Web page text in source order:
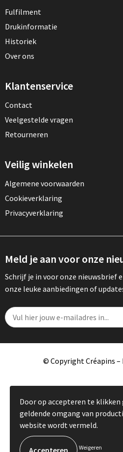
Fulfilment
Drukinformatie
Historiek
Over ons
Klantenservice
Contact
Veelgestelde vragen
Retourneren
Veilig winkelen
Algemene voorwaarden
Cookieverklaring
Privacyverklaring
Meld je aan voor onze
Schrijf je in voor onze nieuwsbrief
onze leuke aanbiedingen of
© Copyright Créapins –
Door op accepteren te klikken
geldende omgang van
website wordt vermeld.
Weigeren